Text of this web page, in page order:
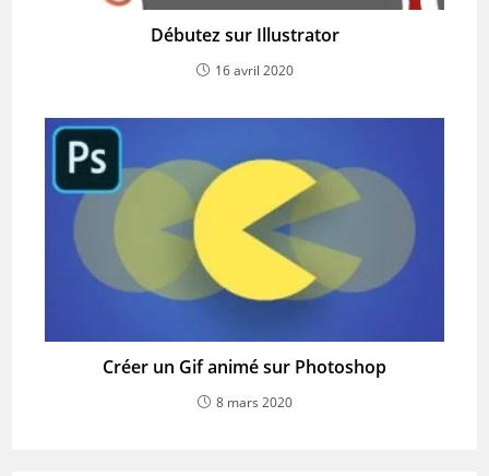
Débutez sur Illustrator
16 avril 2020
Créer un Gif animé sur Photoshop
8 mars 2020